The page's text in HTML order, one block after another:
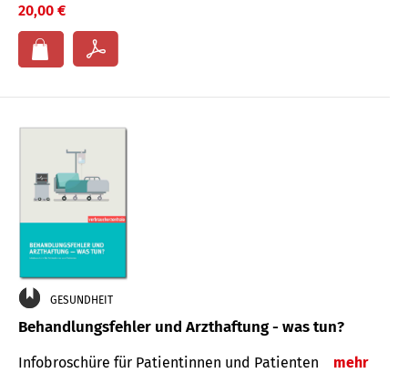
20,00 €
GESUNDHEIT
Behandlungsfehler und Arzthaftung - was tun?
Infobroschüre für Patientinnen und Patienten mehr